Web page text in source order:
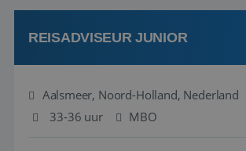
werken: of het nu gaat om vragen ...
REISADVISEUR JUNIOR
Aalsmeer, Noord-Holland, Nederland
33-36 uur
MBO